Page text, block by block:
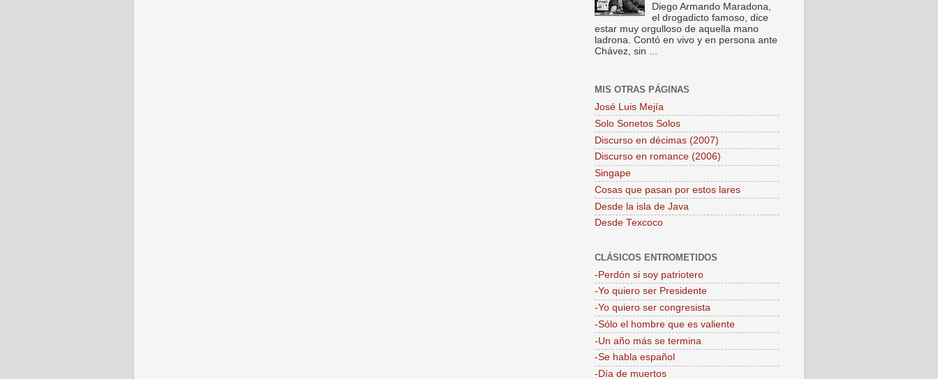
Diego Armando Maradona,
el drogadicto famoso, dice
estar muy orgulloso de aquella mano
ladrona. Contó en vivo y en persona ante
Chávez, sin ...
MIS OTRAS PÁGINAS
José Luis Mejía
Solo Sonetos Solos
Discurso en décimas (2007)
Discurso en romance (2006)
Singape
Cosas que pasan por estos lares
Desde la isla de Java
Desde Texcoco
CLÁSICOS ENTROMETIDOS
-Perdón si soy patriotero
-Yo quiero ser Presidente
-Yo quiero ser congresista
-Sólo el hombre que es valiente
-Un año más se termina
-Se habla español
-Día de muertos